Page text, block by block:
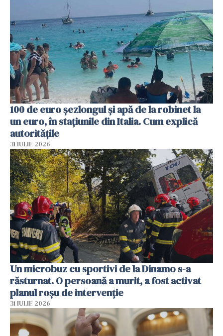
100 de euro șezlongul și apă de la robinet la
un euro, în stațiunile din Italia. Cum explică
autoritățile
31 IULIE 2026
Un microbuz cu sportivi de la Dinamo s-a
răsturnat. O persoană a murit, a fost activat
planul roșu de intervenție
31 IULIE 2026